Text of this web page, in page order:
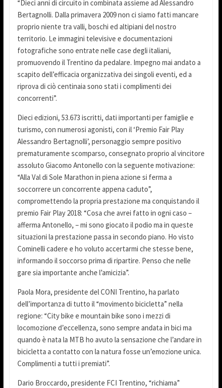
“Dieci anni di circuito in combinata assieme ad Alessandro
Bertagnolli. Dalla primavera 2009 non ci siamo fatti mancare
proprio niente tra valli, boschi ed altipiani del nostro
territorio. Le immagini televisive e documentazioni
fotografiche sono entrate nelle case degli italiani,
promuovendo il Trentino da pedalare. Impegno mai andato a
scapito dell’efficacia organizzativa dei singoli eventi, ed a
riprova di ciò centinaia sono stati i complimenti dei
concorrenti”.
Dieci edizioni, 53.673 iscritti, dati importanti per famiglie e
turismo, con numerosi agonisti, con il ‘Premio Fair Play
Alessandro Bertagnolli’, personaggio sempre positivo
prematuramente scomparso, consegnato proprio al vincitore
assoluto Giacomo Antonello con la seguente motivazione:
“Alla Val di Sole Marathon in piena azione si ferma a
soccorrere un concorrente appena caduto”,
compromettendo la propria prestazione ma conquistando il
premio Fair Play 2018: “Cosa che avrei fatto in ogni caso –
afferma Antonello, – mi sono giocato il podio ma in queste
situazioni la prestazione passa in secondo piano. Ho visto
Cominelli cadere e ho voluto accertarmi che stesse bene,
informando il soccorso prima di ripartire. Penso che nelle
gare sia importante anche l’amicizia”.
Paola Mora, presidente del CONI Trentino, ha parlato
dell’importanza di tutto il “movimento bicicletta” nella
regione: “City bike e mountain bike sono i mezzi di
locomozione d’eccellenza, sono sempre andata in bici ma
quando è nata la MTB ho avuto la sensazione che l’andare in
bicicletta a contatto con la natura fosse un’emozione unica.
Complimenti a tutti i premiati”.
Dario Broccardo, presidente FCI Trentino, “richiama”